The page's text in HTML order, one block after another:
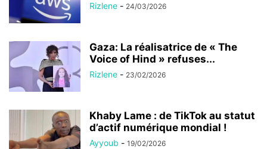
Rizlene - 24/03/2026
Gaza: La réalisatrice de « The
Voice of Hind » refuses...
Rizlene - 23/02/2026
Khaby Lame : de TikTok au statut
d’actif numérique mondial !
Ayyoub - 19/02/2026